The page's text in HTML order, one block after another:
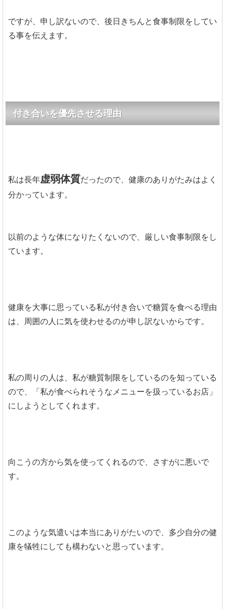
ですが、申し訳ないので、後日きちんと食事制限をしてい
る事を伝えます。
付き合いを優先させる理由
私は長年虚弱体質だったので、健康のありがたみはよく
分かっています。
以前のような体になりたくないので、厳しい食事制限をし
ています。
健康を大事に思っている私が付き合いで糖質を食べる理由
は、周囲の人に気を使わせるのが申し訳ないからです。
私の周りの人は、私が糖質制限をしているのを知っている
ので、「私が食べられそうなメニューを扱っているお店」
にしようとしてくれます。
向こうの方から気を使ってくれるので、さすがに悪いで
す。
このような気遣いは本当にありがたいので、多少自分の健
康を犠牲にしても構わないと思っています。